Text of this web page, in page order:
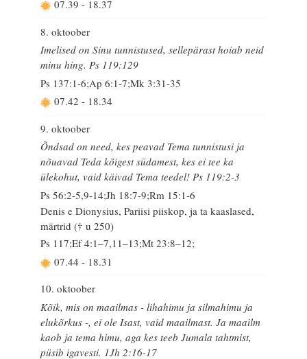
07.39 - 18.37
8. oktoober
Imelised on Sinu tunnistused, sellepärast hoiab neid
minu hing. Ps 119:129
Ps 137:1-6;Ap 6:1-7;Mk 3:31-35
07.42 - 18.34
9. oktoober
Õndsad on need, kes peavad Tema tunnistusi ja
nõuavad Teda kõigest südamest, kes ei tee ka
ülekohut, vaid käivad Tema teedel! Ps 119:2-3
Ps 56:2-5,9-14;Jh 18:7-9;Rm 15:1-6
Denis e Dionysius, Pariisi piiskop, ja ta kaaslased,
märtrid († u 250)
Ps 117;Ef 4:1–7,11–13;Mt 23:8–12;
07.44 - 18.31
10. oktoober
Kõik, mis on maailmas - lihahimu ja silmahimu ja
elukõrkus -, ei ole Isast, vaid maailmast. Ja maailm
kaob ja tema himu, aga kes teeb Jumala tahtmist,
püsib igavesti. 1Jh 2:16-17